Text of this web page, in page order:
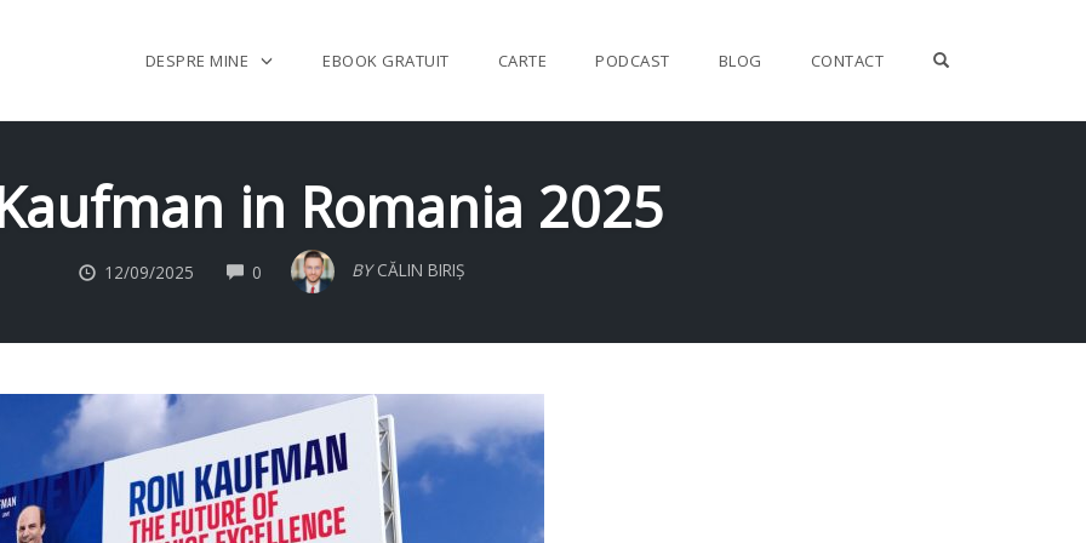
DESPRE MINE EBOOK GRATUIT CARTE PODCAST BLOG CONTACT
in Romania 2025
12/09/2025 0 COMMENTS BY CĂLIN BIRIȘ